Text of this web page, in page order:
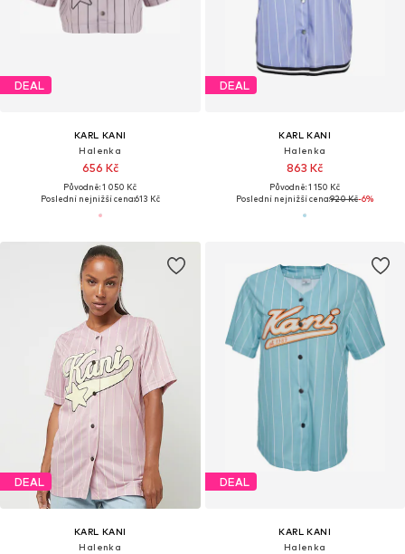
DEAL
KARL KANI
Halenka
656 Kč
Původně: 1 050 Kč
Poslední nejnižší cena:613 Kč
DEAL
KARL KANI
Halenka
863 Kč
Původně: 1 150 Kč
Poslední nejnižší cena:920 Kč-6%
DEAL
KARL KANI
Halenka
DEAL
KARL KANI
Halenka